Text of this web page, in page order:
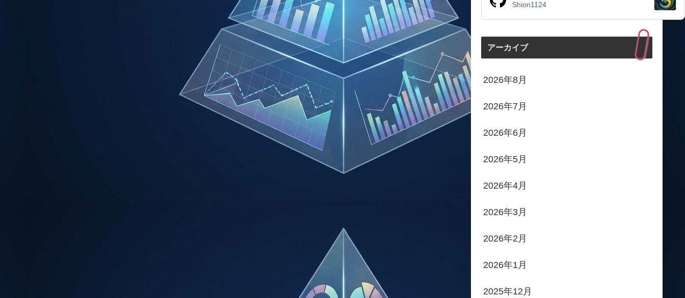
Shion1124
アーカイブ
2026年8月
2026年7月
2026年6月
2026年5月
2026年4月
2026年3月
2026年2月
2026年1月
2025年12月